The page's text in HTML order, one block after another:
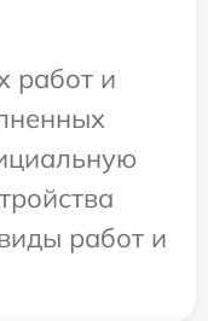
работ и
работ и